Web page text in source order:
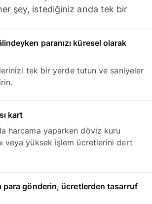
şey, istediğiniz anda tek bir
paranızı küresel olarak
tek bir yerde tutun ve saniyeler
kart
harcama yaparken döviz kuru
veya yüksek işlem ücretlerini dert
para gönderin, ücretlerden tasarruf